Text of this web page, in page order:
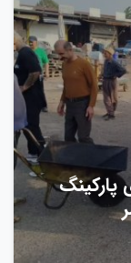
پارکینگ